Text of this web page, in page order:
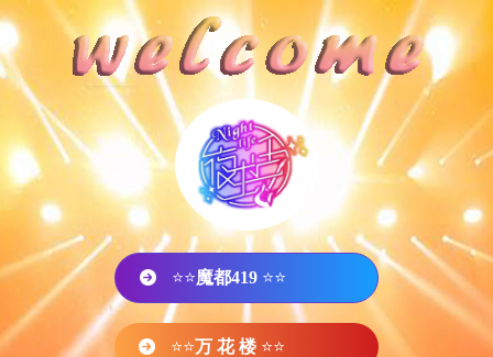
⭐⭐魔都419 ⭐⭐
⭐⭐万 花 楼 ⭐⭐